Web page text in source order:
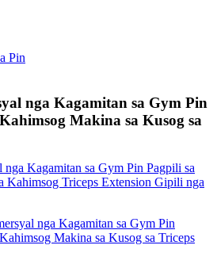
Pin
nga Kagamitan sa Gym Pin
Makina sa Kusog sa